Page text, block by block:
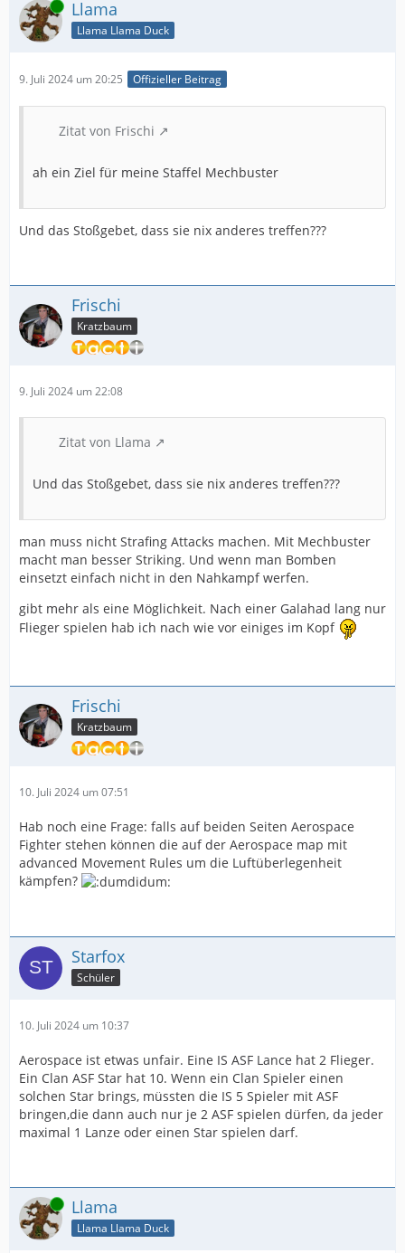
Online Llama
Llama Llama Duck
9. Juli 2024 um 20:25 Offizieller Beitrag
Zitat von Frischi
ah ein Ziel für meine Staffel Mechbuster
Und das Stoßgebet, dass sie nix anderes treffen???
Frischi
Kratzbaum
9. Juli 2024 um 22:08
Zitat von Llama
Und das Stoßgebet, dass sie nix anderes treffen???
man muss nicht Strafing Attacks machen. Mit Mechbuster
macht man besser Striking. Und wenn man Bomben
einsetzt einfach nicht in den Nahkampf werfen.
gibt mehr als eine Möglichkeit. Nach einer Galahad lang nur
Flieger spielen hab ich nach wie vor einiges im Kopf
Frischi
Kratzbaum
10. Juli 2024 um 07:51
Hab noch eine Frage: falls auf beiden Seiten Aerospace
Fighter stehen können die auf der Aerospace map mit
advanced Movement Rules um die Luftüberlegenheit
kämpfen?
Starfox
Schüler
10. Juli 2024 um 10:37
Aerospace ist etwas unfair. Eine IS ASF Lance hat 2 Flieger.
Ein Clan ASF Star hat 10. Wenn ein Clan Spieler einen
solchen Star brings, müssten die IS 5 Spieler mit ASF
bringen,die dann auch nur je 2 ASF spielen dürfen, da jeder
maximal 1 Lanze oder einen Star spielen darf.
Online Llama
Llama Llama Duck